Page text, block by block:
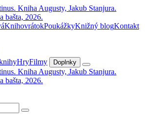
KnihovrátokPoukážkyKnižný blogKontakt
HryFilmy Doplnky